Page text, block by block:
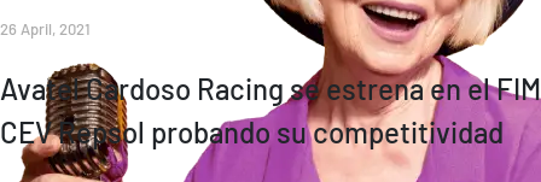
26 April, 2021
Avatel Cardoso Racing se estrena en el FIM
CEV Repsol probando su competitividad